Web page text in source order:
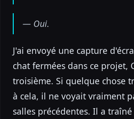
— Oui.
J'ai envoyé une capture
chat fermées dans ce projet,
troisième. Si quelque chose
à cela, il ne voyait vraiment
salles précédentes. Il a